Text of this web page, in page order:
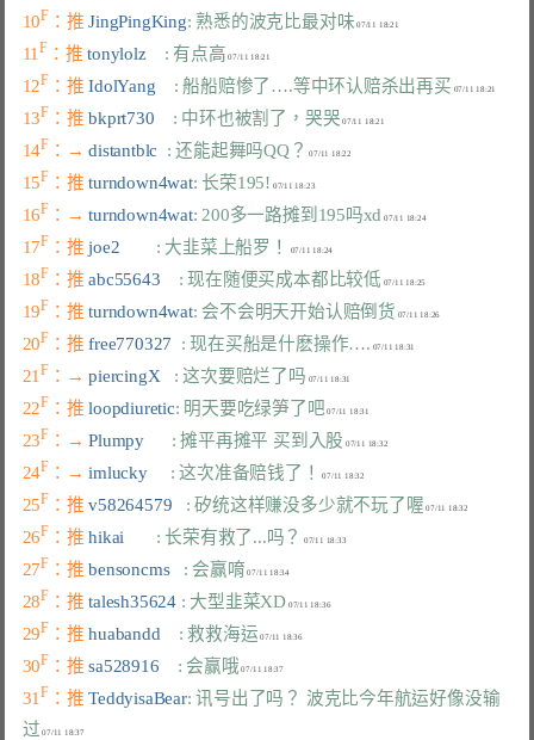
10F ：推 JingPingKing: 熟悉的波克比最对味
11F ：推 tonylolz : 有点高
12F ：推 IdolYang : 船船赔惨了….等中环认赔杀出再买
13F ：推 bkprt730 : 中环也被割了，哭哭
14F ：→ distantblc : 还能起舞吗QQ？
15F ：推 turndown4wat: 长荣195! 07/11 18:23
16F ：→ turndown4wat: 200多一路摊到195吗xd 07/11 18:24
17F ：推 joe2 : 大韭菜上船罗！
18F ：推 abc55643 : 现在随便买成本都比较低
19F ：推 turndown4wat: 会不会明天开始认赔倒货
20F ：推 free770327 : 现在买船是什麽操作….
21F ：→ piercingX : 这次要赔烂了吗
22F ：推 loopdiuretic: 明天要吃绿笋了吧
23F ：→ Plumpy : 摊平再摊平 买到入股
24F ：→ imlucky : 这次准备赔钱了！
25F ：推 v58264579 : 矽统这样赚没多少就不玩了喔
26F ：推 hikai : 长荣有救了...吗？ 07/11 18:33
27F ：推 bensoncms : 会赢唷
28F ：推 talesh35624 : 大型韭菜XD 07/11 18:36
29F ：推 huabandd : 救救海运 07/11 18:36
30F ：推 sa528916 : 会赢哦
31F ：推 TeddyisaBear: 讯号出了吗？ 波克比今年航运好像没输
过
07/11 18:37